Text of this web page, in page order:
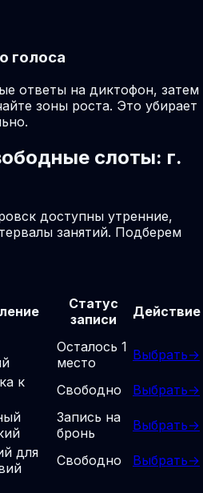
голоса
ответы на диктофон, затем
зоны роста. Это убирает
слоты: г.
доступны утренние,
занятий. Подберем
Статус
записи
Действие
Осталось 1
место
Выбрать→
к
Свободно Выбрать→
Запись на
бронь
Выбрать→
для
Свободно Выбрать→